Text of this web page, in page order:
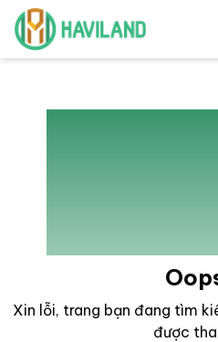
Haviland
Xin lỗi, trang bạn đang tìm
được